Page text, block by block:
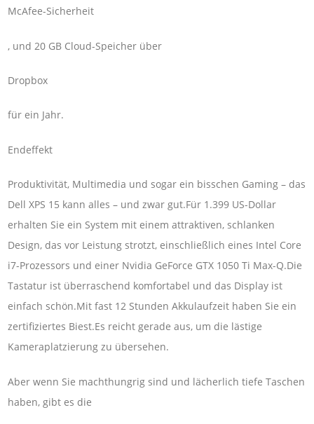
McAfee-Sicherheit
, und 20 GB Cloud-Speicher über
Dropbox
für ein Jahr.
Endeffekt
Produktivität, Multimedia und sogar ein bisschen Gaming – das
Dell XPS 15 kann alles – und zwar gut.Für 1.399 US-Dollar
erhalten Sie ein System mit einem attraktiven, schlanken
Design, das vor Leistung strotzt, einschließlich eines Intel Core
i7-Prozessors und einer Nvidia GeForce GTX 1050 Ti Max-Q.Die
Tastatur ist überraschend komfortabel und das Display ist
einfach schön.Mit fast 12 Stunden Akkulaufzeit haben Sie ein
zertifiziertes Biest.Es reicht gerade aus, um die lästige
Kameraplatzierung zu übersehen.
Aber wenn Sie machthungrig sind und lächerlich tiefe Taschen
haben, gibt es die